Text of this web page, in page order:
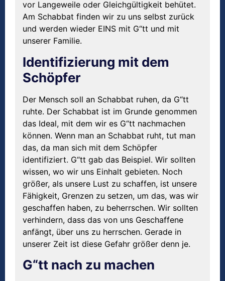
vor Langeweile oder Gleichgültigkeit behütet.
Am Schabbat finden wir zu uns selbst zurück
und werden wieder EINS mit G“tt und mit
unserer Familie.
Identifizierung mit dem
Schöpfer
Der Mensch soll an Schabbat ruhen, da G“tt
ruhte. Der Schabbat ist im Grunde genommen
das Ideal, mit dem wir es G“tt nachmachen
können. Wenn man an Schabbat ruht, tut man
das, da man sich mit dem Schöpfer
identifiziert. G“tt gab das Beispiel. Wir sollten
wissen, wo wir uns Einhalt gebieten. Noch
größer, als unsere Lust zu schaffen, ist unsere
Fähigkeit, Grenzen zu setzen, um das, was wir
geschaffen haben, zu beherrschen. Wir sollten
verhindern, dass das von uns Geschaffene
anfängt, über uns zu herrschen. Gerade in
unserer Zeit ist diese Gefahr größer denn je.
G“tt nach zu machen